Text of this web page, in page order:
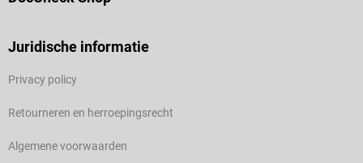
Juridische informatie
Privacy policy
Retourneren en herroepingsrecht
Algemene voorwaarden